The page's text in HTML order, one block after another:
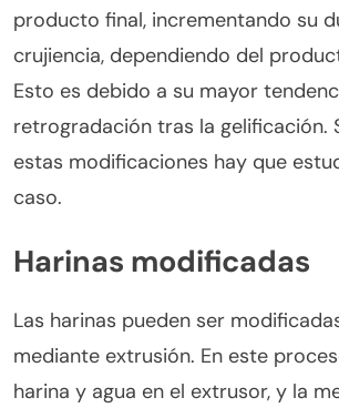
producto final, incrementando su
crujiencia, dependiendo del
Esto es debido a su mayor
retrogradación tras la gelificación.
estas modificaciones hay que
caso.
Harinas modificadas
Las harinas pueden ser
mediante extrusión. En este
harina y agua en el extrusor, y la